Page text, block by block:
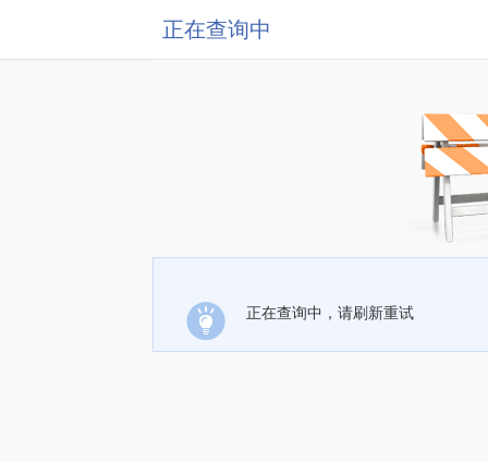
正在查询中
正在查询中，请刷新重试